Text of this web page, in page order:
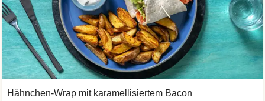
Hähnchen-Wrap mit karamellisiertem Bacon